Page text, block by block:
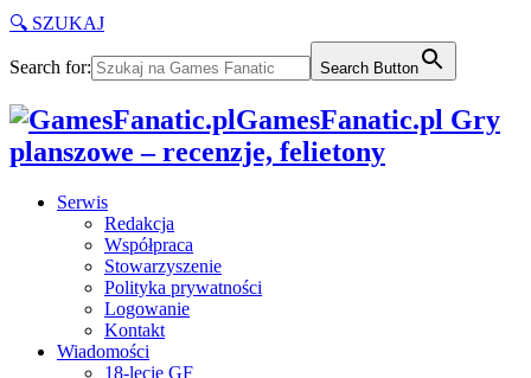
🔍 SZUKAJ
Search for: Search Button
GamesFanatic.pl Gry
planszowe – recenzje, felietony
Serwis
Redakcja
Współpraca
Stowarzyszenie
Polityka prywatności
Logowanie
Kontakt
Wiadomości
18-lecie GF